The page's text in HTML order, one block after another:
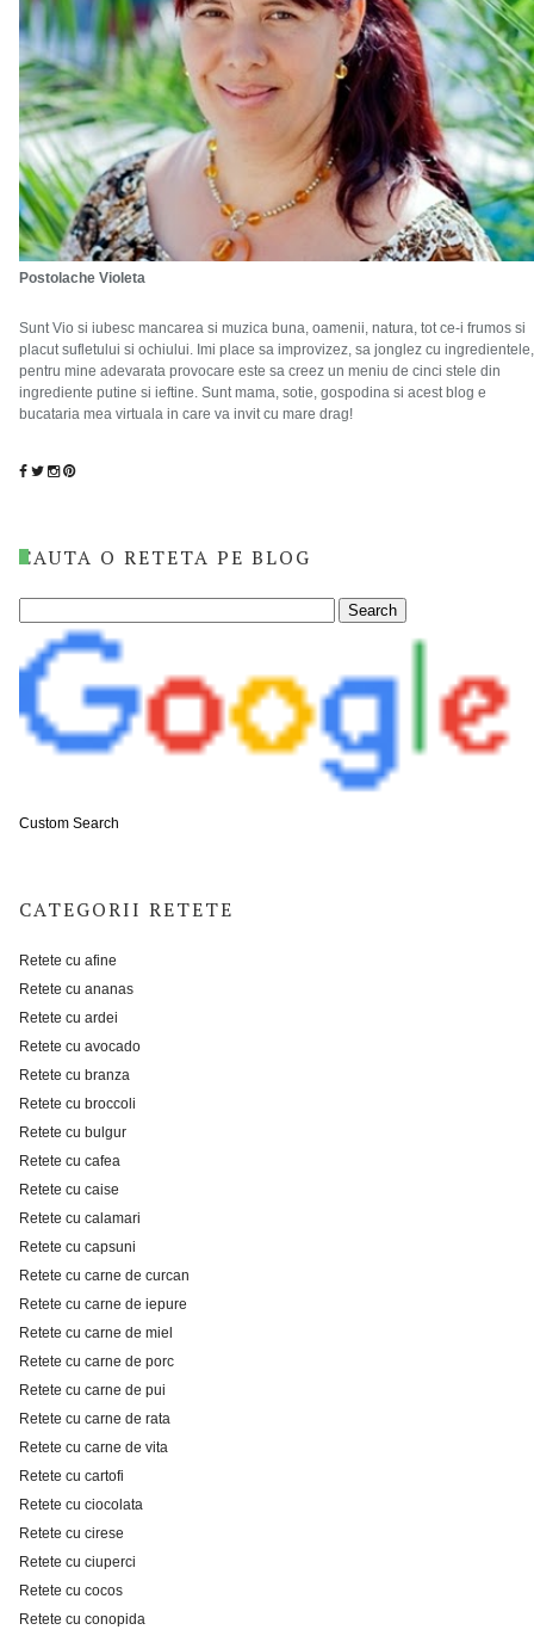
Postolache Violeta
Sunt Vio si iubesc mancarea si muzica buna, oamenii, natura, tot ce-i frumos si
placut sufletului si ochiului. Imi place sa improvizez, sa jonglez cu ingredientele,
pentru mine adevarata provocare este sa creez un meniu de cinci stele din
ingrediente putine si ieftine. Sunt mama, sotie, gospodina si acest blog e
bucataria mea virtuala in care va invit cu mare drag!
CAUTA O RETETA PE BLOG
Custom Search
CATEGORII RETETE
Retete cu afine
Retete cu ananas
Retete cu ardei
Retete cu avocado
Retete cu branza
Retete cu broccoli
Retete cu bulgur
Retete cu cafea
Retete cu caise
Retete cu calamari
Retete cu capsuni
Retete cu carne de curcan
Retete cu carne de iepure
Retete cu carne de miel
Retete cu carne de porc
Retete cu carne de pui
Retete cu carne de rata
Retete cu carne de vita
Retete cu cartofi
Retete cu ciocolata
Retete cu cirese
Retete cu ciuperci
Retete cu cocos
Retete cu conopida